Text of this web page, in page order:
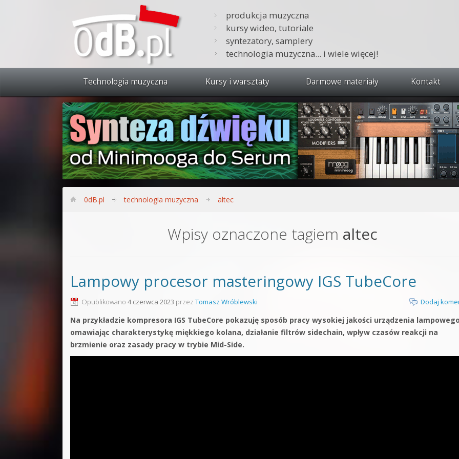
produkcja muzyczna
kursy wideo, tutoriale
syntezatory, samplery
technologia muzyczna... i wiele więcej!
Technologia muzyczna Kursy i warsztaty
Zobacz wszystkie kursy i warsztaty
Synteza dźwięku 🔥
Produkcja muzyczna w praktyce
Bitwig Studio od podstaw
Sound Forge od podstaw
Kontakt 5 Kompendium
Pakiety
Darmowe materiały Kontakt
0dB.pl technologia muzyczna altec
Wpisy oznaczone tagiem altec
Lampowy procesor masteringowy IGS TubeCore
Opublikowano 4 czerwca 2023 przez Tomasz Wróblewski Dodaj
Na przykładzie kompresora IGS TubeCore pokazuję sposób pracy wysokiej jakości urządzenia
omawiając charakterystykę miękkiego kolana, działanie filtrów sidechain, wpływ czasów reakcji na
brzmienie oraz zasady pracy w trybie Mid-Side.